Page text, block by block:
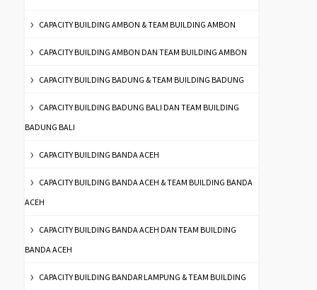
CAPACITY BUILDING AMBON & TEAM BUILDING AMBON
CAPACITY BUILDING AMBON DAN TEAM BUILDING AMBON
CAPACITY BUILDING BADUNG & TEAM BUILDING BADUNG
CAPACITY BUILDING BADUNG BALI DAN TEAM BUILDING
BADUNG BALI
CAPACITY BUILDING BANDA ACEH
CAPACITY BUILDING BANDA ACEH & TEAM BUILDING BANDA
ACEH
CAPACITY BUILDING BANDA ACEH DAN TEAM BUILDING
BANDA ACEH
CAPACITY BUILDING BANDAR LAMPUNG & TEAM BUILDING